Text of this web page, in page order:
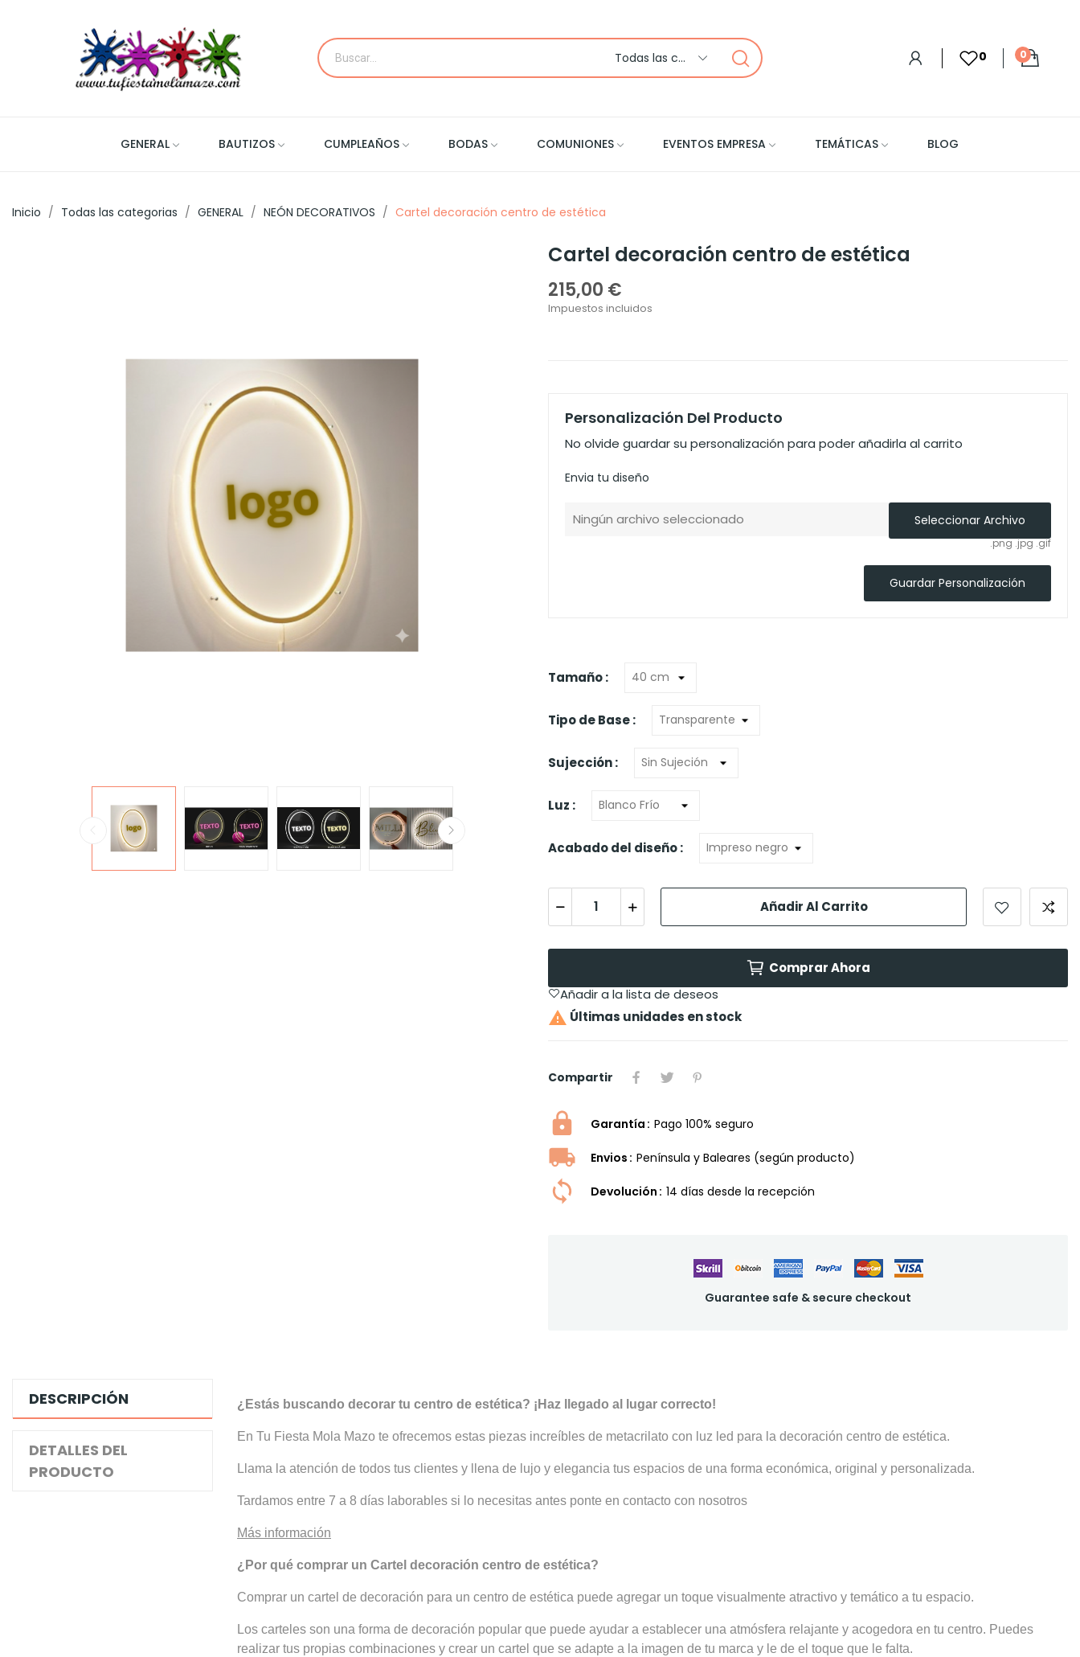
Todas las categorias 0 0
GENERAL BAUTIZOS CUMPLEAÑOS BODAS COMUNIONES EVENTOS EMPRESA TEMÁTICAS BLOG
Inicio Todas las categorias GENERAL NEÓN DECORATIVOS Cartel decoración centro de estética
Cartel decoración centro de estética
215,00 €
Impuestos incluidos
Personalización Del Producto
No olvide guardar su personalización para poder añadirla al carrito
Envia tu diseño
Ningún archivo seleccionado Seleccionar Archivo
.png .jpg .gif
Guardar Personalización
Tamaño :
Tipo de Base :
Sujección :
Luz :
Acabado del diseño :
Añadir Al Carrito
Comprar Ahora
Añadir a la lista de deseos
 Últimas unidades en stock
Compartir
Garantía Pago 100% seguro
Envios Península y Baleares (según producto)
Devolución 14 dí­as desde la recepción
Guarantee safe & secure checkout
DESCRIPCIÓN
DETALLES DEL
PRODUCTO
¿Estás buscando decorar tu centro de estética? ¡Haz llegado al lugar correcto!
En Tu Fiesta Mola Mazo te ofrecemos estas piezas increíbles de metacrilato con luz led para la decoración centro de estética.
Llama la atención de todos tus clientes y llena de lujo y elegancia tus espacios de una forma económica, original y personalizada.
Tardamos entre 7 a 8 días laborables si lo necesitas antes ponte en contacto con nosotros
Más información
¿Por qué comprar un Cartel decoración centro de estética?
Comprar un cartel de decoración para un centro de estética puede agregar un toque visualmente atractivo y temático a tu espacio.
Los carteles son una forma de decoración popular que puede ayudar a establecer una atmósfera relajante y acogedora en tu centro. Puedes
realizar tus propias combinaciones y crear un cartel que se adapte a la imagen de tu marca y le de el toque que le falta.